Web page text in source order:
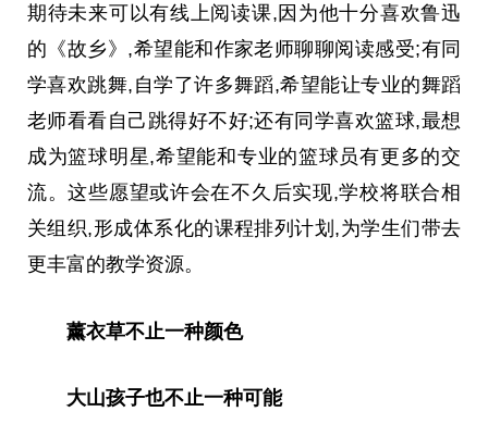
期待未来可以有线上阅读课,因为他十分喜欢鲁迅
的《故乡》,希望能和作家老师聊聊阅读感受;有同
学喜欢跳舞,自学了许多舞蹈,希望能让专业的舞蹈
老师看看自己跳得好不好;还有同学喜欢篮球,最想
成为篮球明星,希望能和专业的篮球员有更多的交
流。这些愿望或许会在不久后实现,学校将联合相
关组织,形成体系化的课程排列计划,为学生们带去
更丰富的教学资源。
薰衣草不止一种颜色
大山孩子也不止一种可能